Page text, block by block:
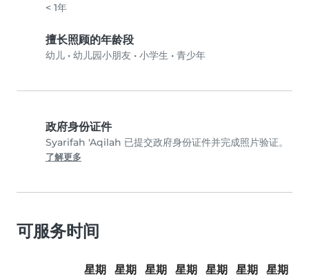
< 1年
擅长照顾的年龄段
幼儿 • 幼儿园小朋友 • 小学生 • 青少年
政府身份证件
Syarifah 'Aqilah 已提交政府身份证件并完成照片验证。
了解更多
可服务时间
星期
星期
星期
星期
星期
星期
星期